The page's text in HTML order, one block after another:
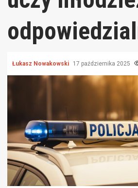
Łukasz Nowakowski 17 października 2025